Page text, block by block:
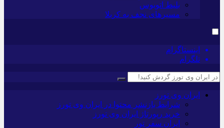
بلیط اتوبوس
مسیرهای نجف به کربلا
اینستاگرام
تلگرام
ایران وی تورز
شرایط بازنشر محتوا در ایران وی تورز
خرید رپورتاژ ایران وی تورز
ایران سفر تور